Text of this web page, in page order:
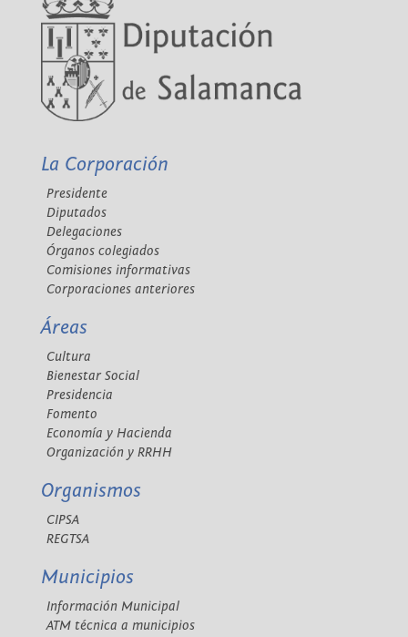
La Corporación
Presidente
Diputados
Delegaciones
Órganos colegiados
Comisiones informativas
Corporaciones anteriores
Áreas
Cultura
Bienestar Social
Presidencia
Fomento
Economía y Hacienda
Organización y RRHH
Organismos
CIPSA
REGTSA
Municipios
Información Municipal
ATM técnica a municipios